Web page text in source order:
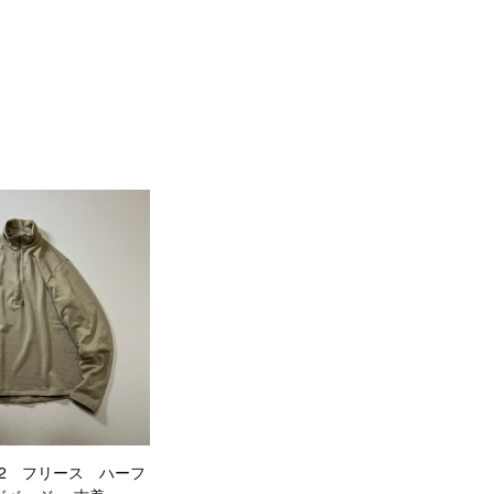
フリース ハーフ